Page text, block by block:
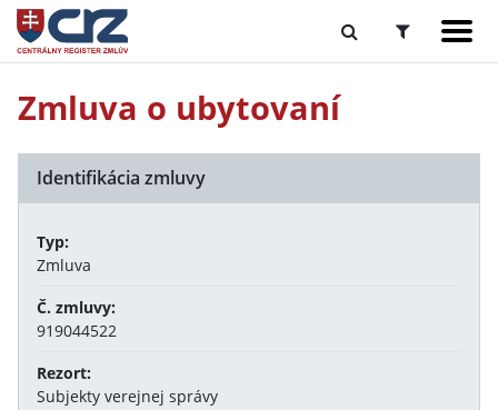
Zmluva o ubytovaní
Identifikácia zmluvy
Typ:
Zmluva
Č. zmluvy:
919044522
Rezort:
Subjekty verejnej správy